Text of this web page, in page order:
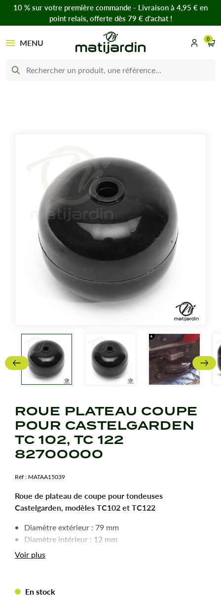
10 % sur votre première commande - Livraison à 4,95 € en
point relais, offerte dès 79 € d’achat !
MENU 0
ROUE PLATEAU COUPE
POUR CASTELGARDEN
TC 102, TC 122
82700000
Réf : MATAA15039
Roue de plateau de coupe pour tondeuses
Castelgarden, modèles TC102 et TC122
Diamètre extérieur : 79 mm
Diamètre intérieur : 12 mm
Épaisseur : 67,5 mm
Remplace n° origine : 82700000/0
Voir plus
En stock